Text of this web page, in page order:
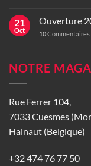
21
Oct
Ouverture
10Commentaires
NOTRE
Rue Ferrer 104,
7033 Cuesmes
Hainaut (Belgique)
+32 474 76 77 50